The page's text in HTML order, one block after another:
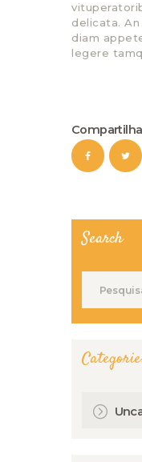
delicata.
diam
legere
Search
por: